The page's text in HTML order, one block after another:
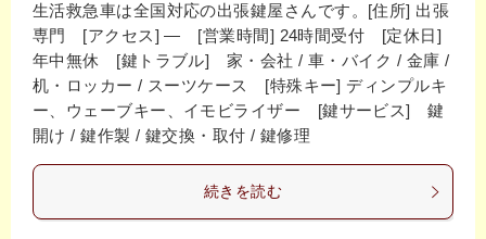
生活救急車は全国対応の出張鍵屋さんです。[住所] 出張
専門 [アクセス] ― [営業時間] 24時間受付 [定休日]
年中無休 [鍵トラブル] 家・会社 / 車・バイク / 金庫 /
机・ロッカー / スーツケース [特殊キー] ディンプルキ
ー、ウェーブキー、イモビライザー [鍵サービス] 鍵
開け / 鍵作製 / 鍵交換・取付 / 鍵修理
続きを読む